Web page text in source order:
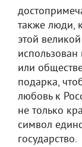
также люди,
этой
или
подарка,
любовь к
не только
символ
государство.